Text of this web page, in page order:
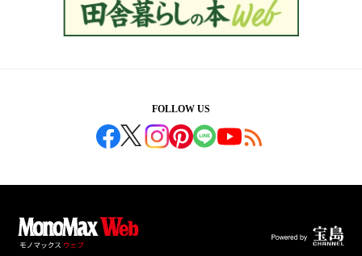
FOLLOW US